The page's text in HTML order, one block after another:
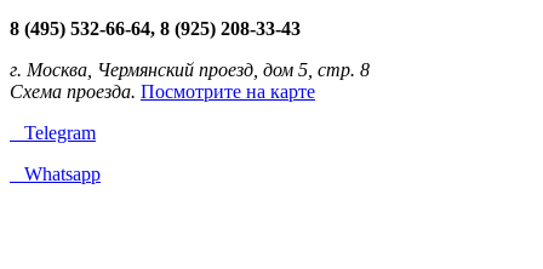
8 (495) 532-66-64, 8 (925) 208-33-43
г. Москва, Чермянский проезд, дом 5, стр. 8
Схема проезда. Посмотрите на карте
Telegram
Whatsapp